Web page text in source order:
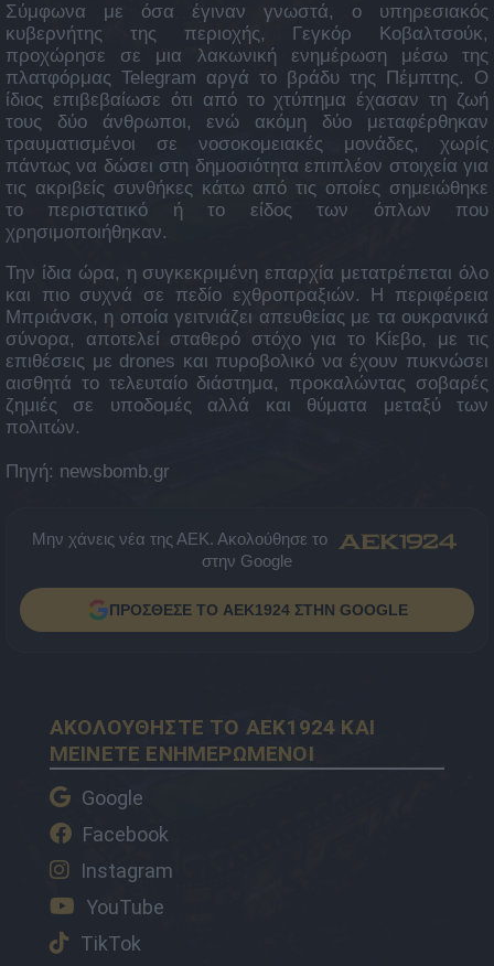
Σύμφωνα με όσα έγιναν γνωστά, ο υπηρεσιακός
κυβερνήτης της περιοχής, Γεγκόρ Κοβαλτσούκ,
προχώρησε σε μια λακωνική ενημέρωση μέσω της
πλατφόρμας Telegram αργά το βράδυ της Πέμπτης. Ο
ίδιος επιβεβαίωσε ότι από το χτύπημα έχασαν τη ζωή
τους δύο άνθρωποι, ενώ ακόμη δύο μεταφέρθηκαν
τραυματισμένοι σε νοσοκομειακές μονάδες, χωρίς
πάντως να δώσει στη δημοσιότητα επιπλέον στοιχεία για
τις ακριβείς συνθήκες κάτω από τις οποίες σημειώθηκε
το περιστατικό ή το είδος των όπλων που
χρησιμοποιήθηκαν.
Την ίδια ώρα, η συγκεκριμένη επαρχία μετατρέπεται όλο
και πιο συχνά σε πεδίο εχθροπραξιών. Η περιφέρεια
Μπριάνσκ, η οποία γειτνιάζει απευθείας με τα ουκρανικά
σύνορα, αποτελεί σταθερό στόχο για το Κίεβο, με τις
επιθέσεις με drones και πυροβολικό να έχουν πυκνώσει
αισθητά το τελευταίο διάστημα, προκαλώντας σοβαρές
ζημιές σε υποδομές αλλά και θύματα μεταξύ των
πολιτών.
Πηγή: newsbomb.gr
Μην χάνεις νέα της ΑΕΚ. Ακολούθησε το
στην Google
ΠΡΟΣΘΕΣΕ ΤΟ AEK1924 ΣΤΗΝ GOOGLE
ΑΚΟΛΟΥΘΗΣΤΕ ΤΟ AEK1924 ΚΑΙ
ΜΕΙΝΕΤΕ ΕΝΗΜΕΡΩΜΕΝΟΙ
Google
Facebook
Instagram
YouTube
TikTok